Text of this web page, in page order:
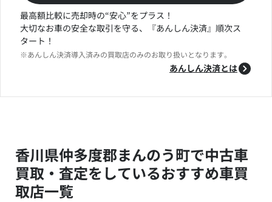
最高額比較に売却時の“安心”をプラス！
大切なお車の安全な取引を守る、『あんしん決済』順次ス
タート！
※あんしん決済導入済みの買取店のみのお取り扱いとなります。
あんしん決済とは
香川県仲多度郡まんのう町で中古車
買取・査定をしているおすすめ車買
取店一覧